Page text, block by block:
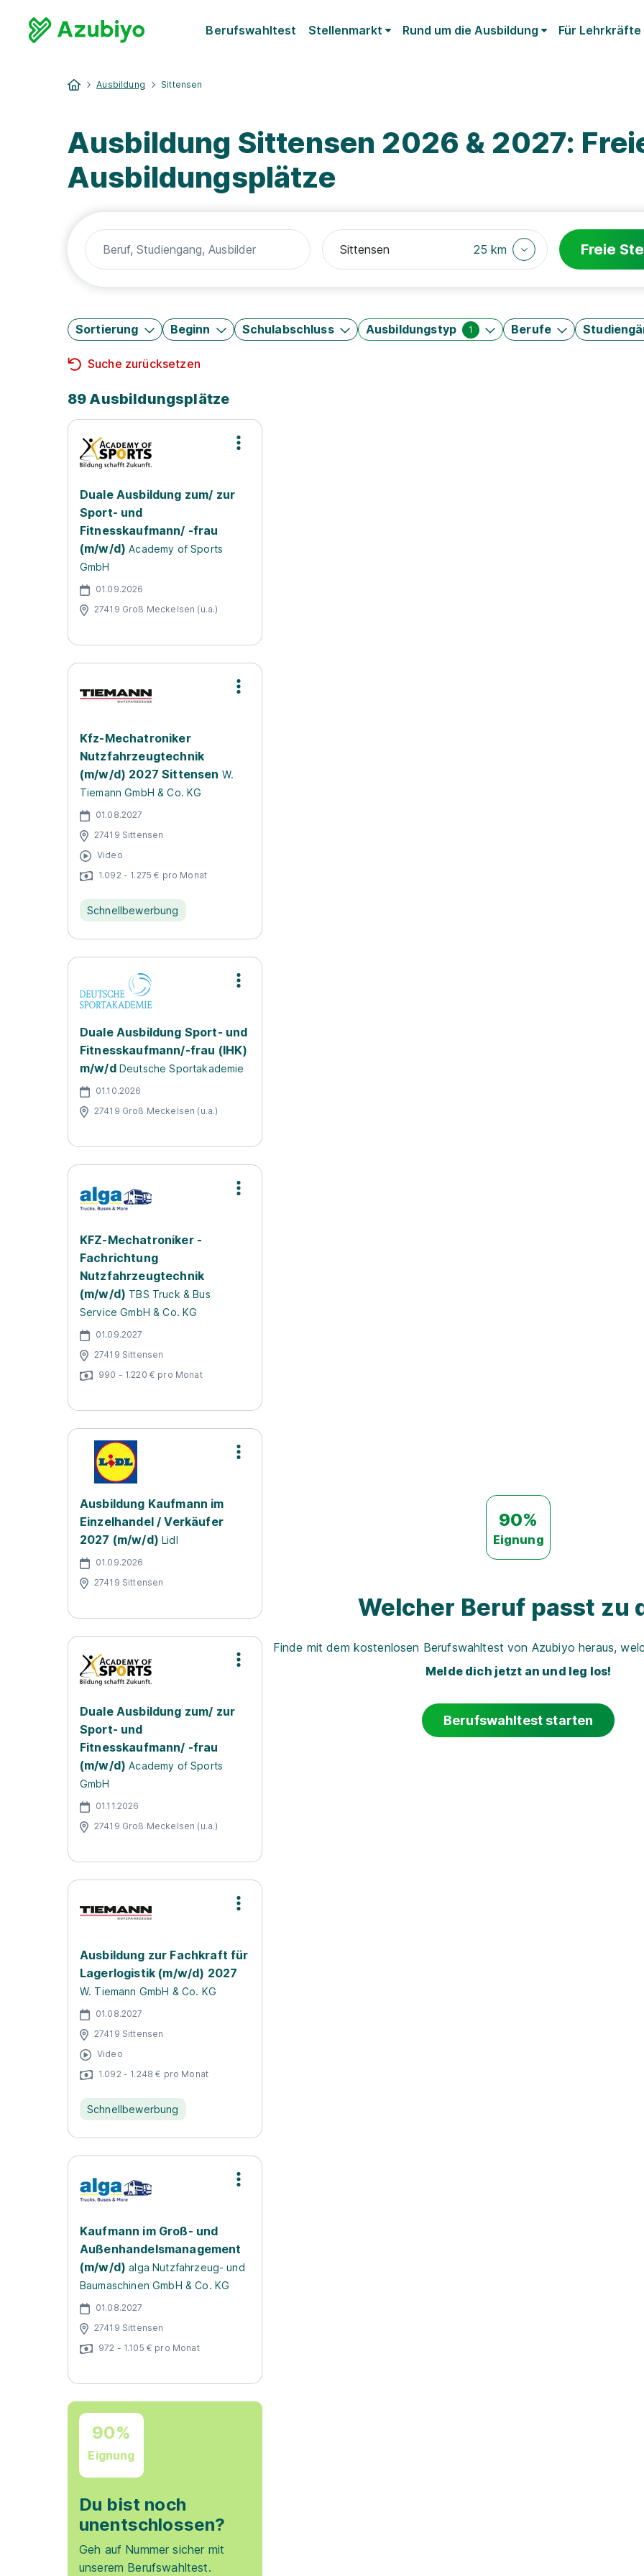
Berufswahltest Stellenmarkt Rund um die Ausbildung Für Lehrkräfte
Ausbildung Sittensen
Ausbildung Sittensen 2026 & 2027:
Ausbildungsplätze
25 km Freie
Sortierung Beginn Schulabschluss Ausbildungstyp 1 Berufe
Suche zurücksetzen
89 Ausbildungsplätze
Duale Ausbildung zum/ zur
Sport- und
Fitnesskaufmann/ -frau
(m/w/d) Academy of Sports
GmbH
01.09.2026
27419 Groß Meckelsen (u.a.)
Kfz-Mechatroniker
Nutzfahrzeugtechnik
(m/w/d) 2027 Sittensen W.
Tiemann GmbH & Co. KG
01.08.2027
27419 Sittensen
Video
1.092 - 1.275 € pro Monat
Schnellbewerbung
Duale Ausbildung Sport- und
Fitnesskaufmann/-frau (IHK)
m/w/d Deutsche Sportakademie
01.10.2026
27419 Groß Meckelsen (u.a.)
KFZ-Mechatroniker -
Fachrichtung
Nutzfahrzeugtechnik
(m/w/d) TBS Truck & Bus
Service GmbH & Co. KG
01.09.2027
27419 Sittensen
990 - 1.220 € pro Monat
Ausbildung Kaufmann im
Einzelhandel / Verkäufer
2027 (m/w/d) Lidl
01.09.2026
27419 Sittensen
Duale Ausbildung zum/ zur
Sport- und
Fitnesskaufmann/ -frau
(m/w/d) Academy of Sports
GmbH
01.11.2026
27419 Groß Meckelsen (u.a.)
Ausbildung zur Fachkraft für
Lagerlogistik (m/w/d) 2027
W. Tiemann GmbH & Co. KG
01.08.2027
27419 Sittensen
Video
1.092 - 1.248 € pro Monat
Schnellbewerbung
Kaufmann im Groß- und
Außenhandelsmanagement
(m/w/d) alga Nutzfahrzeug- und
Baumaschinen GmbH & Co. KG
01.08.2027
27419 Sittensen
972 - 1.105 € pro Monat
90%
Eignung
Du bist noch
unentschlossen?
Geh auf Nummer sicher mit
unserem Berufswahltest.
90%
Eignung
Welcher Beruf passt zu
Finde mit dem kostenlosen Berufswahltest von Azubiyo heraus,
Melde dich jetzt an und leg los!
Berufswahltest starten